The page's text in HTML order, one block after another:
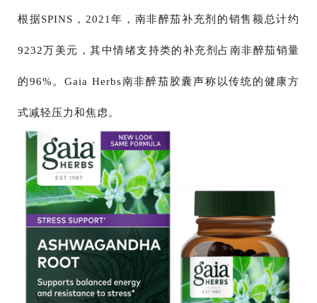
根据SPINS，2021年，南非醉茄补充剂的销售额总计约
9232万美元，其中情绪支持类的补充剂占南非醉茄销量
的96%。Gaia Herbs南非醉茄胶囊声称以传统的健康方
式减轻压力和焦虑。